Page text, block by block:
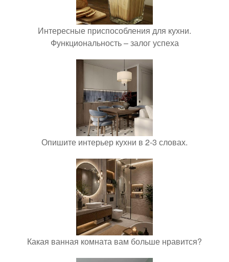
Интересные приспособления для кухни.
Функциональность – залог успеха
Опишите интерьер кухни в 2-3 словах.
Какая ванная комната вам больше нравится?